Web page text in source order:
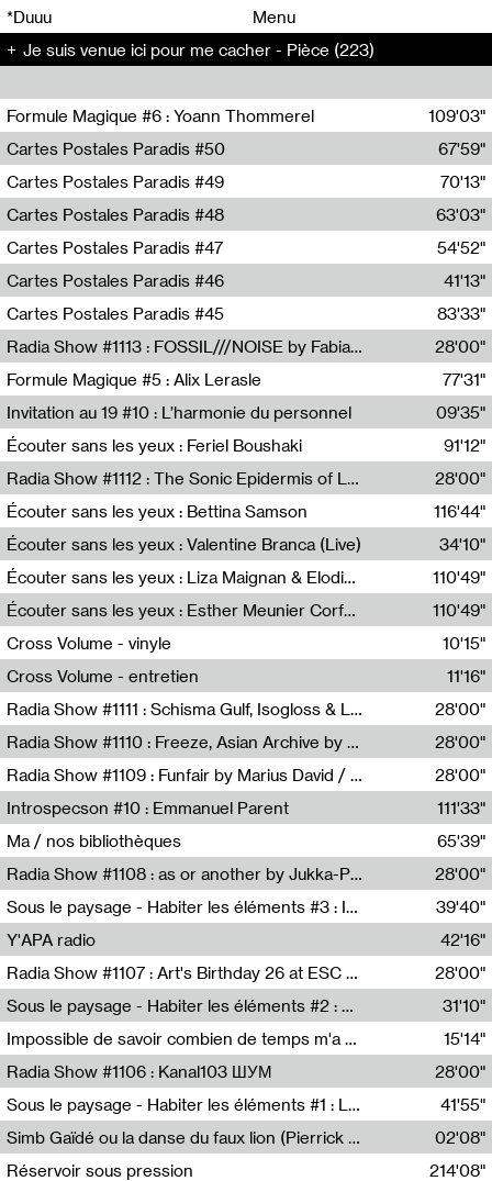
*Duuu
Menu
Je suis venue ici pour me cacher - Pièce (223)
Formule Magique #6 : Yoann Thommerel
Nathalie Lacroix,Yoann Thommerel
109'03"
Cartes Postales Paradis #50
Zoé Leroux
67'59"
Cartes Postales Paradis #49
Aurore Portales
70'13"
Cartes Postales Paradis #48
Mathias Dupaquier
63'03"
Cartes Postales Paradis #47
Raymond Engramer
54'52"
Cartes Postales Paradis #46
Sarah Banville
41'13"
Cartes Postales Paradis #45
Mateo Cuin
83'33"
Radia Show #1113 : FOSSIL///NOISE by Fabiana Gibim / Wave Farm
Wave Farm
28'00"
Formule Magique #5 : Alix Lerasle
Nathalie Lacroix
77'31"
Invitation au 19 #10 : L’harmonie du personnel
19, CRAC
09'35"
Écouter sans les yeux : Feriel Boushaki
Feriel Boushaki
91'12"
Radia Show #1112 : The Sonic Epidermis of Lake Léman by Paul Courlet / Guest Slot
28'00"
Écouter sans les yeux : Bettina Samson
Bettina Samson
116'44"
Écouter sans les yeux : Valentine Branca (Live)
Valentine Branca
34'10"
Écouter sans les yeux : Liza Maignan & Elodie Lecat
Liza Maignan,Elodie Lecat
110'49"
Écouter sans les yeux : Esther Meunier Corfdyr
Esther Meunier Corfdyr
110'49"
Cross Volume - vinyle
10'15"
Cross Volume - entretien
11'16"
Radia Show #1111 : Schisma Gulf, Isogloss & Lament For The Old Clock By Harvey Young / Resonance
Resonance
28'00"
Radia Show #1110 : Freeze, Asian Archive by Avita Maheen / Radio Worm
Radio WORM
28'00"
Radia Show #1109 : Funfair by Marius David / JET FM
Jet FM
28'00"
Introspecson #10 : Emmanuel Parent
Pierre Henry,Emmanuel Parent
111'33"
Ma / nos bibliothèques
Sarah Tritz,Elene Lapiashivili,Justin Marconnet,Mateo Cuche,Esther Lechevalier,Suzie Lecroart,Romance Castelet
65'39"
Radia Show #1108 : as or another by Jukka-Pekka Kervinen / Rádio Zero
Radio Zero
28'00"
Sous le paysage - Habiter les éléments #3 : Interprétations, rituels et symboliques des éléments
Nastassja Martin
39'40"
Y'APA radio
Pierrick Mouton
42'16"
Radia Show #1107 : Art's Birthday 26 at ESC - Medien Kunst Labor
Radio Helsinki
28'00"
Sous le paysage - Habiter les éléments #2 : Vers le tournant élémentaire
Nastassja Martin
31'10"
Impossible de savoir combien de temps m'a échappé
Mélanie Blaison,Mateo Cuin
15'14"
Radia Show #1106 : Kanal103 ШУМ
Kanal103
28'00"
Sous le paysage - Habiter les éléments #1 : Les éléments et les débordements du vivant
Nastassja Martin
41'55"
Simb Gaïdé ou la danse du faux lion (Pierrick Mouton)
Pierrick Mouton,Simb Gaïdé
02'08"
Réservoir sous pression
214'08"
00 00
00 00